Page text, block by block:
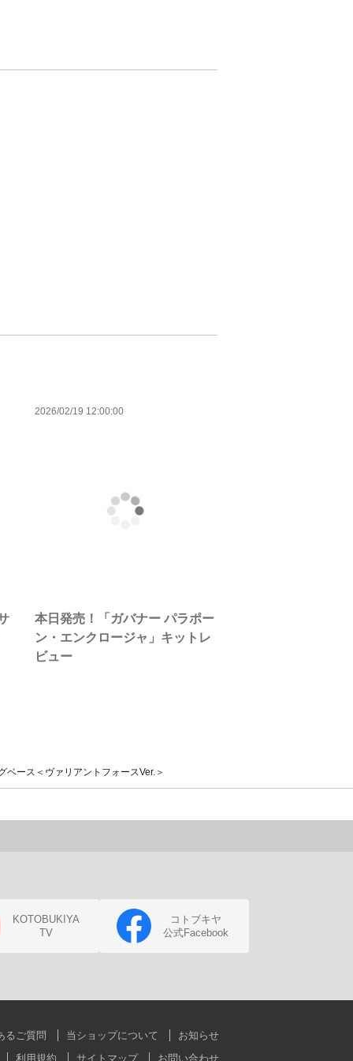
2026/02/19 12:00:00
本日発売！「ガバナー パラポー
ン・エンクロージャ」キットレ
ビュー
ース＜ヴァリアントフォースVer.＞
KOTOBUKIYA
TV
コトブキヤ
公式Facebook
るご質問 当ショップについて
お知らせ
利用規約 サイトマップ お問い合わせ